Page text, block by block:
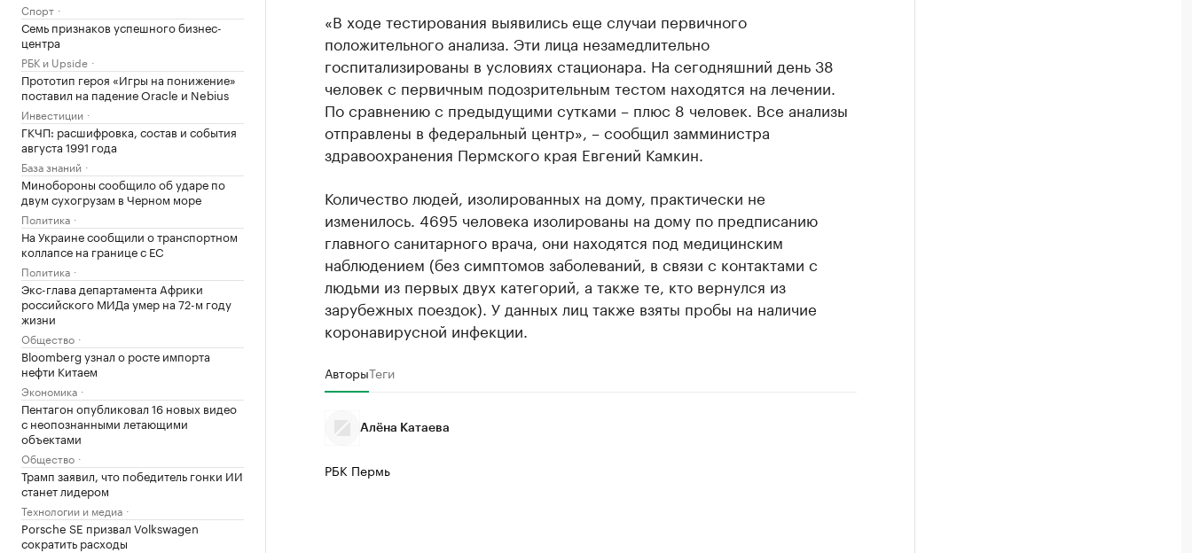
Спорт
Семь признаков успешного бизнес-
центра
РБК и Upside
Прототип героя «Игры на понижение»
поставил на падение Oracle и Nebius
Инвестиции
ГКЧП: расшифровка, состав и события
августа 1991 года
База знаний
Минобороны сообщило об ударе по
двум сухогрузам в Черном море
Политика
На Украине сообщили о транспортном
коллапсе на границе с ЕС
Политика
Экс-глава департамента Африки
российского МИДа умер на 72-м году
жизни
Общество
Bloomberg узнал о росте импорта
нефти Китаем
Экономика
Пентагон опубликовал 16 новых видео
с неопознанными летающими
объектами
Общество
Трамп заявил, что победитель гонки ИИ
станет лидером
Технологии и медиа
Porsche SE призвал Volkswagen
сократить расходы
«В ходе тестирования выявились еще случаи первичного
положительного анализа. Эти лица незамедлительно
госпитализированы в условиях стационара. На сегодняшний день 38
человек с первичным подозрительным тестом находятся на лечении.
По сравнению с предыдущими сутками – плюс 8 человек. Все анализы
отправлены в федеральный центр», – сообщил замминистра
здравоохранения Пермского края Евгений Камкин.
Количество людей, изолированных на дому, практически не
изменилось. 4695 человека изолированы на дому по предписанию
главного санитарного врача, они находятся под медицинским
наблюдением (без симптомов заболеваний, в связи с контактами с
людьми из первых двух категорий, а также те, кто вернулся из
зарубежных поездок). У данных лиц также взяты пробы на наличие
коронавирусной инфекции.
АвторыТеги
Алёна Катаева
РБК Пермь